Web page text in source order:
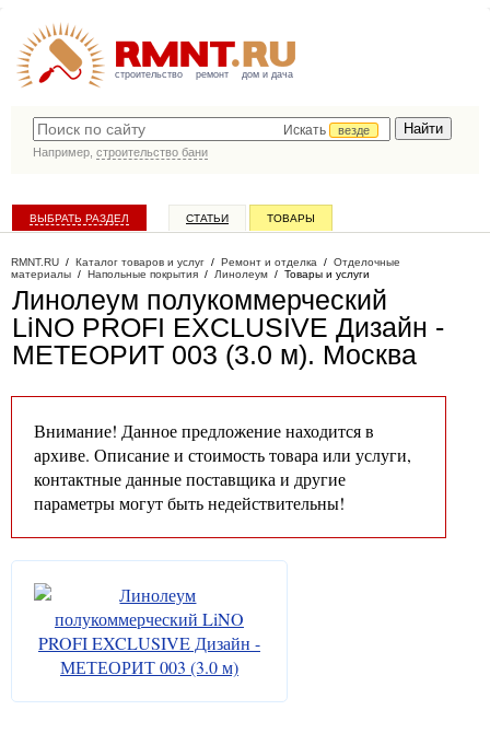
строительство ремонт дом и дача
Искать
везде
Например, строительство бани
ВЫБРАТЬ РАЗДЕЛ СТАТЬИ ТОВАРЫ
RMNT.RU / Каталог товаров и услуг / Ремонт и отделка / Отделочные
материалы / Напольные покрытия / Линолеум / Товары и услуги
Линолеум полукоммерческий
LiNO PROFI EXCLUSIVE Дизайн -
МЕТЕОРИТ 003 (3.0 м). Москва
Внимание! Данное предложение находится в
архиве. Описание и стоимость товара или услуги,
контактные данные поставщика и другие
параметры могут быть недействительны!